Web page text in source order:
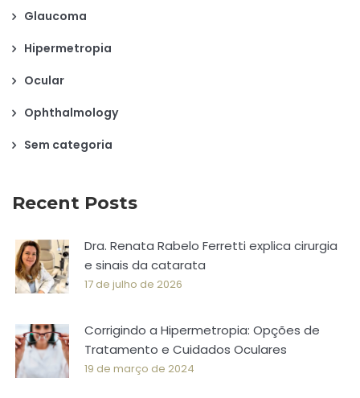
Glaucoma
Hipermetropia
Ocular
Ophthalmology
Sem categoria
Recent Posts
Dra. Renata Rabelo Ferretti explica cirurgia
e sinais da catarata
17 de julho de 2026
Corrigindo a Hipermetropia: Opções de
Tratamento e Cuidados Oculares
19 de março de 2024